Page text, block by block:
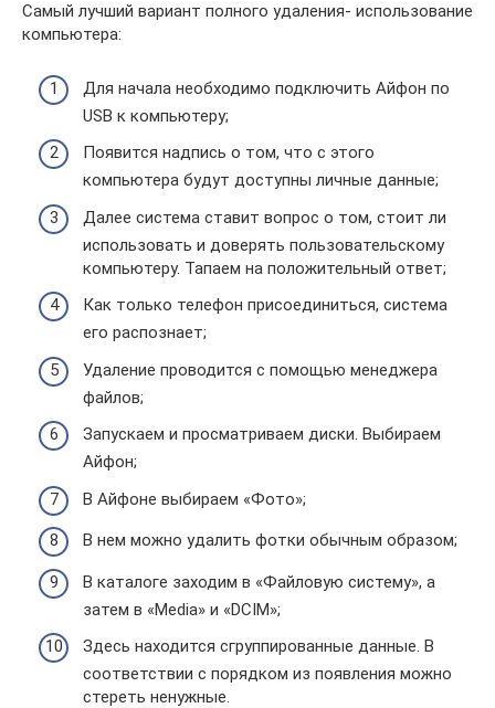
Самый лучший вариант полного удаления- использование
компьютера:
Для начала необходимо подключить Айфон по
USB к компьютеру;
Появится надпись о том, что с этого
компьютера будут доступны личные данные;
Далее система ставит вопрос о том, стоит ли
использовать и доверять пользовательскому
компьютеру. Тапаем на положительный ответ;
Как только телефон присоединиться, система
его распознает;
Удаление проводится с помощью менеджера
файлов;
Запускаем и просматриваем диски. Выбираем
Айфон;
В Айфоне выбираем «Фото»;
В нем можно удалить фотки обычным образом;
В каталоге заходим в «Файловую систему», а
затем в «Media» и «DCIM»;
Здесь находится сгруппированные данные. В
соответствии с порядком из появления можно
стереть ненужные.